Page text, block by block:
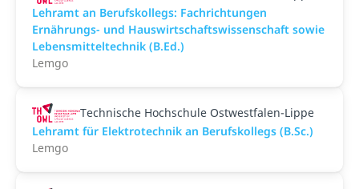
Lehramt an Berufskollegs: Fachrichtungen
Ernährungs- und Hauswirtschaftswissenschaft sowie
Lebensmitteltechnik (B.Ed.)
Lemgo
Technische Hochschule Ostwestfalen-Lippe
Lehramt für Elektrotechnik an Berufskollegs (B.Sc.)
Lemgo